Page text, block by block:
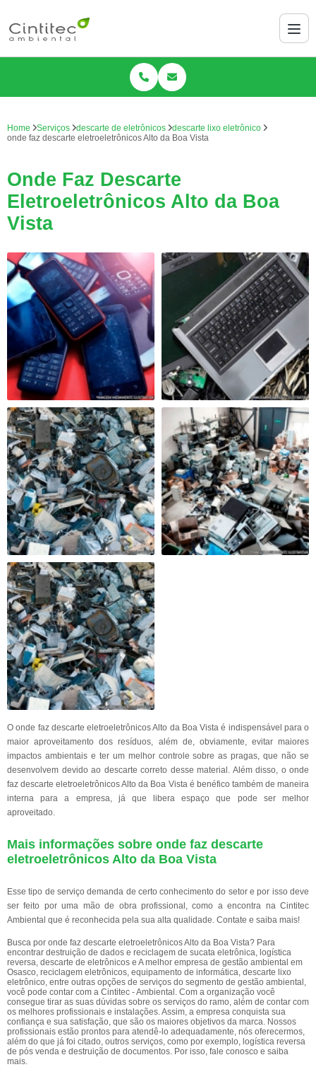
Home Serviços descarte de eletrônicos
descarte lixo eletrônico
onde faz descarte eletroeletrônicos Alto da Boa Vista
Onde Faz Descarte
Eletroeletrônicos Alto da Boa
Vista
O onde faz descarte eletroeletrônicos Alto da Boa Vista é indispensável para o
maior aproveitamento dos resíduos, além de, obviamente, evitar maiores
impactos ambientais e ter um melhor controle sobre as pragas, que não se
desenvolvem devido ao descarte correto desse material. Além disso, o onde
faz descarte eletroeletrônicos Alto da Boa Vista é benéfico também de maneira
interna para a empresa, já que libera espaço que pode ser melhor
aproveitado.
Mais informações sobre onde faz descarte
eletroeletrônicos Alto da Boa Vista
Esse tipo de serviço demanda de certo conhecimento do setor e por isso deve
ser feito por uma mão de obra profissional, como a encontra na Cintitec
Ambiental que é reconhecida pela sua alta qualidade. Contate e saiba mais!
Busca por onde faz descarte eletroeletrônicos Alto da Boa Vista? Para
encontrar destruição de dados e reciclagem de sucata eletrônica, logística
reversa, descarte de eletrônicos e A melhor empresa de gestão ambiental em
Osasco, reciclagem eletrônicos, equipamento de informática, descarte lixo
eletrônico, entre outras opções de serviços do segmento de gestão ambiental,
você pode contar com a Cintitec - Ambiental. Com a organização você
consegue tirar as suas dúvidas sobre os serviços do ramo, além de contar com
os melhores profissionais e instalações. Assim, a empresa conquista sua
confiança e sua satisfação, que são os maiores objetivos da marca. Nossos
profissionais estão prontos para atendê-lo adequadamente, nós oferecermos,
além do que já foi citado, outros serviços, como por exemplo, logística reversa
de pós venda e destruição de documentos. Por isso, fale conosco e saiba
mais.